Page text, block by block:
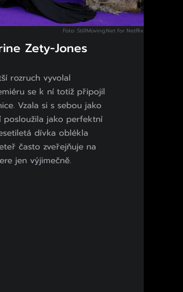
Foto: StillMoving.Net for Netflix
Zety-Jones
rozruch vyvolal
se k ní totiž připojil
Vzala si s sebou jako
jako perfektní
dívka oblékla
často zveřejňuje na
jen výjimečně.